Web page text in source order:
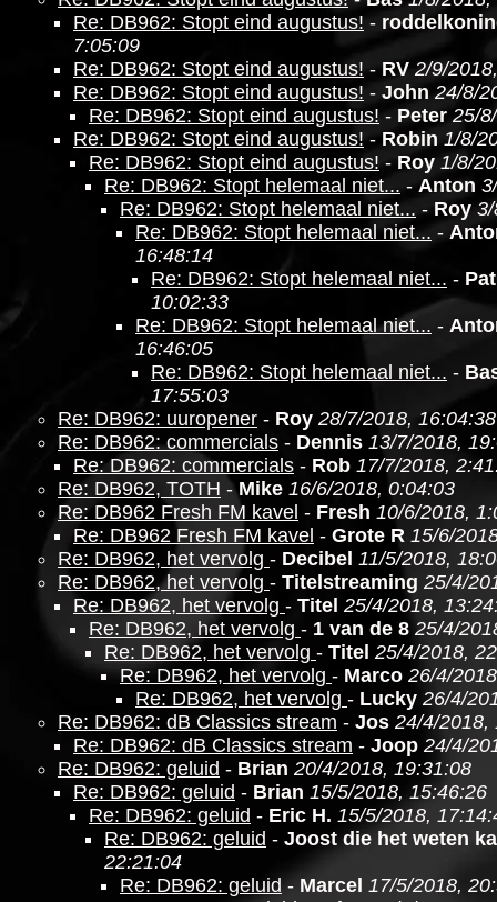
Re: DB962: Stopt eind augustus! -
7:05:09
Re: DB962: Stopt eind augustus! - RV 2/9/
Re: DB962: Stopt eind augustus! - John 24/8/
Re: DB962: Stopt eind augustus! - Peter 25/
Re: DB962: Stopt eind augustus!- Robin 1/8/
Re: DB962: Stopt eind augustus! - Roy 1/8/
Re: DB962: Stopt helemaal niet... - Anton
Re: DB962: Stopt helemaal niet... - Roy
Re: DB962: Stopt helemaal niet... -
16:48:14
Re: DB962: Stopt helemaal niet... -
10:02:33
Re: DB962: Stopt helemaal niet... -
16:46:05
Re: DB962: Stopt helemaal niet... -
17:55:03
Re: DB962: uuropener - Roy 28/7/2018, 16:04:38
Re: DB962: commercials - Dennis 13/7/2018,
Re: DB962: commercials - Rob 17/7/2018,
Re: DB962, TOTH -Mike 16/6/2018, 0:04:03
Re: DB962 Fresh FM kavel - Fresh 10/6/2018,
Re: DB962 Fresh FM kavel - Grote R 15/6/
Re: DB962, het vervolg - Decibel 11/5/2018,
Re: DB962, het vervolg - Titelstreaming 25/4/
Re: DB962, het vervolg - Titel 25/4/2018,
Re: DB962, het vervolg - 1 van de 8 25/4/
Re: DB962, het vervolg - Titel 25/4/2018,
Re: DB962, het vervolg - Marco 26/4/
Re: DB962, het vervolg - Lucky 26/4/
Re: DB962: dB Classics stream - Jos 24/4/2018,
Re: DB962: dB Classics stream - Joop 24/4/
Re: DB962: geluid - Brian 20/4/2018, 19:31:08
Re: DB962: geluid - Brian 15/5/2018, 15:46:26
Re: DB962: geluid - Eric H. 15/5/2018,
Re: DB962: geluid - Joost die het weten
22:21:04
Re: DB962: geluid - Marcel 17/5/2018,